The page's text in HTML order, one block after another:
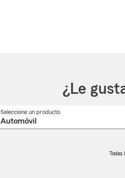
¿Le
Seleccione un productoSeleccione
Todas